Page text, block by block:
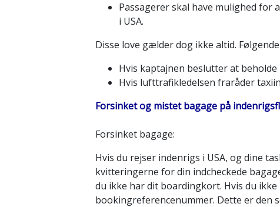
Passagerer skal have mulighed for
i USA.
Disse love gælder dog ikke altid.
Hvis kaptajnen beslutter at
Hvis lufttrafikledelsen fraråder
Forsinket og mistet bagage på
Forsinket bagage:
Hvis du rejser indenrigs i USA, og dine
kvitteringerne for din indcheckede
du ikke har dit boardingkort. Hvis du
bookingreferencenummer. Dette er den